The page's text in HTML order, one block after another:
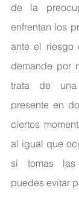
de la
enfrentan los
ante el riesgo
demande por
trata de
presente en
ciertos
al igual que
si tomas las
puedes evitar